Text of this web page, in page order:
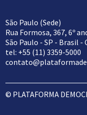
São Paulo (Sede)
Rua Formosa, 367, 6º
São Paulo - SP - Brasil -
tel: +55 (11) 3359-5000
© PLATAFORMA